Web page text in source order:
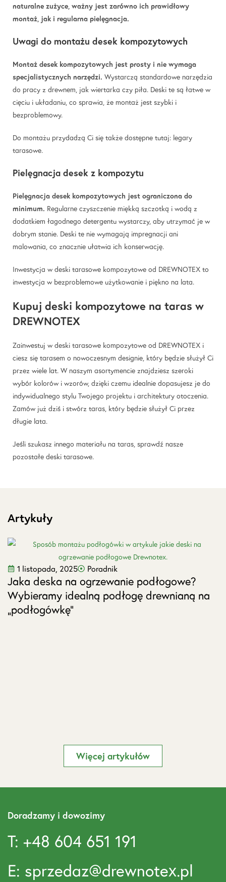
naturalne zużyce, ważny jest zarówno ich prawidłowy
montaż, jak i regularna pielęgnacja.
Uwagi do montażu desek kompozytowych
Montaż desek kompozytowych jest prosty i nie wymaga
specjalistycznych narzędzi. Wystarczą standardowe narzędzia
do pracy z drewnem, jak wiertarka czy piła. Deski te są łatwe w
cięciu i układaniu, co sprawia, że montaż jest szybki i
bezproblemowy.
Do montażu przydadzą Ci się także dostępne tutaj: legary
tarasowe.
Pielęgnacja desek z kompozytu
Pielęgnacja desek kompozytowych jest ograniczona do
minimum. Regularne czyszczenie miękką szczotką i wodą z
dodatkiem łagodnego detergentu wystarczy, aby utrzymać je w
dobrym stanie. Deski te nie wymagają impregnacji ani
malowania, co znacznie ułatwia ich konserwację.
Inwestycja w deski tarasowe kompozytowe od DREWNOTEX to
inwestycja w bezproblemowe użytkowanie i piękno na lata.
Kupuj deski kompozytowe na taras w
DREWNOTEX
Zainwestuj w deski tarasowe kompozytowe od DREWNOTEX i
ciesz się tarasem o nowoczesnym designie, który będzie służył Ci
przez wiele lat. W naszym asortymencie znajdziesz szeroki
wybór kolorów i wzorów, dzięki czemu idealnie dopasujesz je do
indywidualnego stylu Twojego projektu i architektury otoczenia.
Zamów już dziś i stwórz taras, który będzie służył Ci przez
długie lata.
Jeśli szukasz innego materiału na taras, sprawdź nasze
pozostałe deski tarasowe.
Artykuły
1 listopada, 2025 Poradnik
Jaka deska na ogrzewanie podłogowe?
Wybieramy idealną podłogę drewnianą na
„podłogówkę”
Więcej artykułów
Doradzamy i dowozimy
T: +48 604 651 191
E: sprzedaz@drewnotex.pl